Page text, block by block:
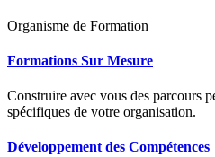
Organisme de Formation
Formations Sur Mesure
Construire avec vous des parcours
spécifiques de votre organisation.
Développement des Compétences